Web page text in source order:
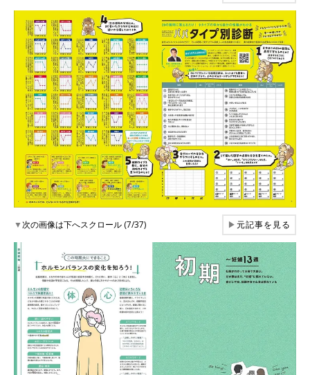
▼次の画像は下へスクロール (7/37) ▶元記事を見る